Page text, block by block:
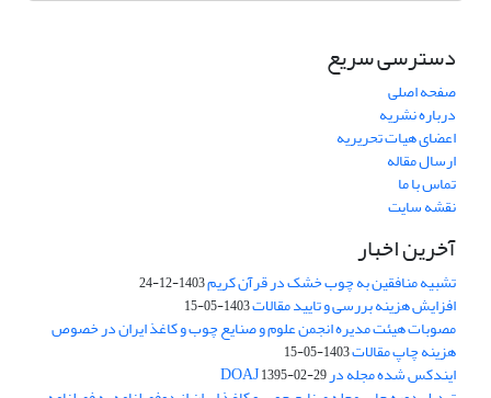
دسترسی سریع
صفحه اصلی
درباره نشریه
اعضای هیات تحریریه
ارسال مقاله
تماس با ما
نقشه سایت
آخرین اخبار
تشبیه منافقین به چوب خشک در قرآن کریم1403-12-24
افزایش هزینه بررسی و تایید مقالات1403-05-15
مصوبات هیئت مدیره انجمن علوم و صنایع چوب و کاغذ ایران در خصوص
هزینه چاپ مقالات1403-05-15
ایندکس شده مجله در DOAJ1395-02-29